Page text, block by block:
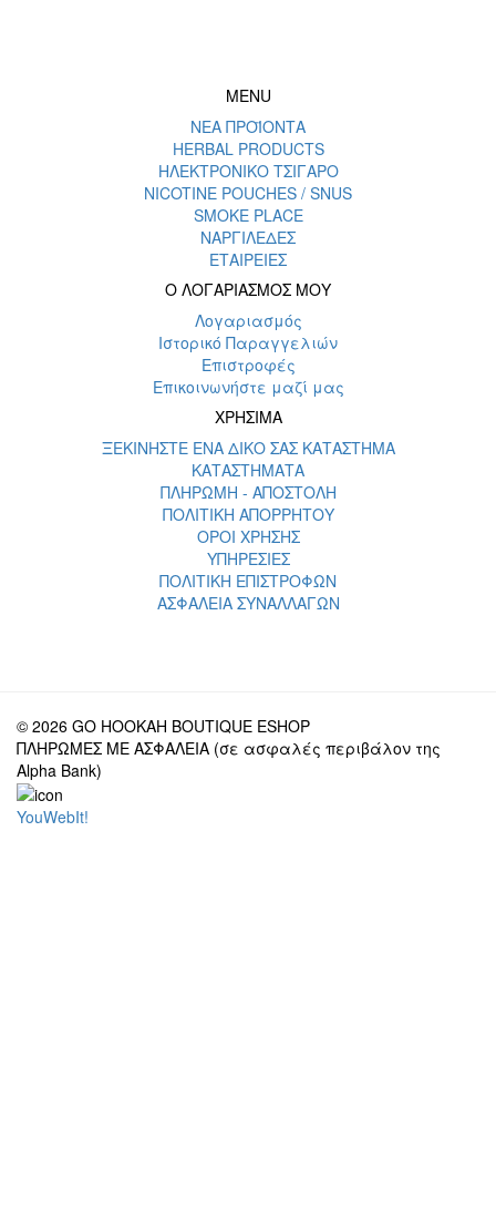
MENU
ΝΕΑ ΠΡΟΪΟΝΤΑ
HERBAL PRODUCTS
ΗΛΕΚΤΡΟΝΙΚΟ ΤΣΙΓΑΡΟ
NICOTINE POUCHES / SNUS
SMOKE PLACE
ΝΑΡΓΙΛΕΔΕΣ
ΕΤΑΙΡΕΙΕΣ
Ο ΛΟΓΑΡΙΑΣΜΟΣ ΜΟΥ
Λογαριασμός
Ιστορικό Παραγγελιών
Επιστροφές
Επικοινωνήστε μαζί μας
ΧΡΗΣΙΜΑ
ΞΕΚΙΝΗΣΤΕ ΕΝΑ ΔΙΚΟ ΣΑΣ ΚΑΤΑΣΤΗΜΑ
ΚΑΤΑΣΤΗΜΑΤΑ
ΠΛΗΡΩΜΗ - ΑΠΟΣΤΟΛΗ
ΠΟΛΙΤΙΚΗ ΑΠΟΡΡΗΤΟΥ
ΟΡΟΙ ΧΡΗΣΗΣ
ΥΠΗΡΕΣΙΕΣ
ΠΟΛΙΤΙΚΗ ΕΠΙΣΤΡΟΦΩΝ
ΑΣΦΑΛΕΙΑ ΣΥΝΑΛΛΑΓΩΝ
© 2026 GO HOOKAH BOUTIQUE ESHOP
ΠΛΗΡΩΜΕΣ ΜΕ ΑΣΦΑΛΕΙΑ (σε ασφαλές περιβάλον της
Alpha Bank)
YouWebIt!